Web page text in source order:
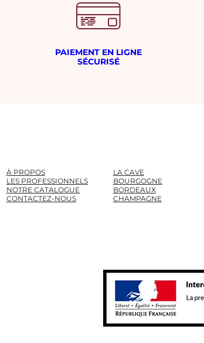
PAIEMENT EN LIGNE
SÉCURISÉ
À PROPOS
LES PROFESSIONNELS
NOTRE CATALOGUE
CONTACTEZ-NOUS
LA CAVE
BOURGOGNE
BORDEAUX
CHAMPAGNE